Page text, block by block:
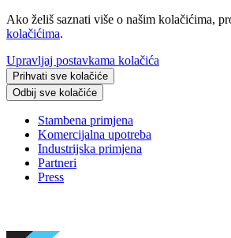
Ako želiš saznati više o našim kolačićima,
kolačićima.
Upravljaj postavkama kolačića
Prihvati sve kolačiće
Odbij sve kolačiće
Stambena primjena
Komercijalna upotreba
Industrijska primjena
Partneri
Press